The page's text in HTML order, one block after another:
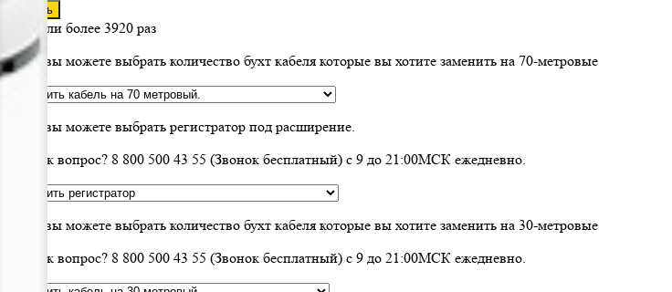
Купить
Заказали более 3920 раз
Здесь вы можете выбрать количество бухт кабеля которые вы хотите заменить на 70-метровые
Здесь вы можете выбрать регистратор под расширение.
Возник вопрос? 8 800 500 43 55 (Звонок бесплатный) с 9 до 21:00МСК ежедневно.
Здесь вы можете выбрать количество бухт кабеля которые вы хотите заменить на 30-метровые
Возник вопрос? 8 800 500 43 55 (Звонок бесплатный) с 9 до 21:00МСК ежедневно.